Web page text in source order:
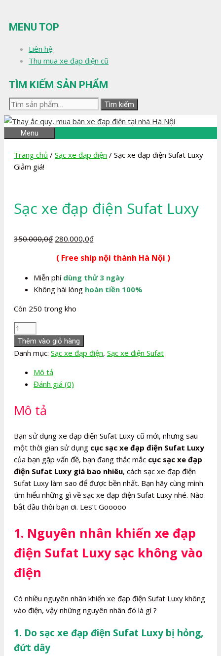
đến
nội
MENU TOP
Liên hệ
Thu mua xe đạp điện cũ
TÌM KIẾM SẢN PHẨM
Tìm
kiếm:
Tìm kiếm
Menu
Trang chủ / Sạc xe đạp điện / Sạc xe đạp điện Sufat Luxy
Giảm giá!
Sạc xe đạp điện Sufat Luxy
350.000,0₫ Giá
là:
350.000,0₫.
280.000,0₫Giá
tại
là:
280.000,0₫.
( Free ship nội thành Hà Nội )
Miễn phí dùng thử 3 ngày
Không hài lòng hoàn tiền 100%
Còn 250 trong kho
Sạc
xe
đạp
Sufat
Luxy
lượng
Thêm vào giỏ hàng
Danh mục: Sạc xe đạp điện, Sạc xe điện Sufat
Mô tả
Đánh giá (0)
Mô tả
Bạn sử dụng xe đạp điện Sufat Luxy cũ mới, nhưng sau
một thời gian sử dụng cục sạc xe đạp điện Sufat Luxy
của bạn gặp vấn đề, bạn đang thắc mắc cục sạc xe đạp
điện Sufat Luxy giá bao nhiêu, cách sạc xe đạp điện
Sufat Luxy làm sao để được bền nhất. Bạn hãy cùng mình
tìm hiểu những gì về sạc xe đạp điện Sufat Luxy nhé. Nào
bắt đầu thôi bạn ơi. Les’t Gooooo
1. Nguyên nhân khiến xe đạp
điện Sufat Luxy sạc không vào
điện
Có nhiều nguyên nhân khiến xe đạp điện Sufat Luxy không
vào điện, vậy những nguyên nhân đó là gì ?
1. Do sạc xe đạp điện Sufat Luxy bị hỏng,
đứt dây